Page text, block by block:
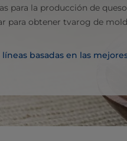
para la producción de
para obtener tvarog de
basadas en las